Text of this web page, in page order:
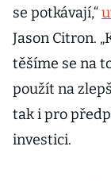
se potkávají,“
Jason Citron.
těšíme se na
použít na
tak i pro
investici.